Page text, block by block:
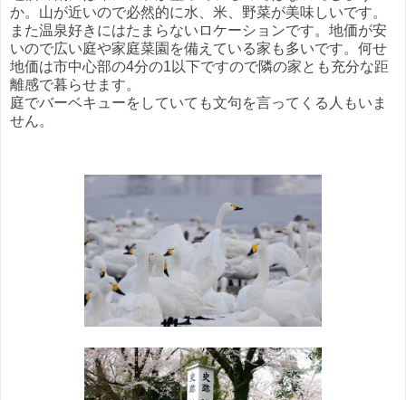
か。山が近いので必然的に水、米、野菜が美味しいです。
また温泉好きにはたまらないロケーションです。地価が安
いので広い庭や家庭菜園を備えている家も多いです。何せ
地価は市中心部の4分の1以下ですので隣の家とも充分な距
離感で暮らせます。
庭でバーベキューをしていても文句を言ってくる人もいま
せん。